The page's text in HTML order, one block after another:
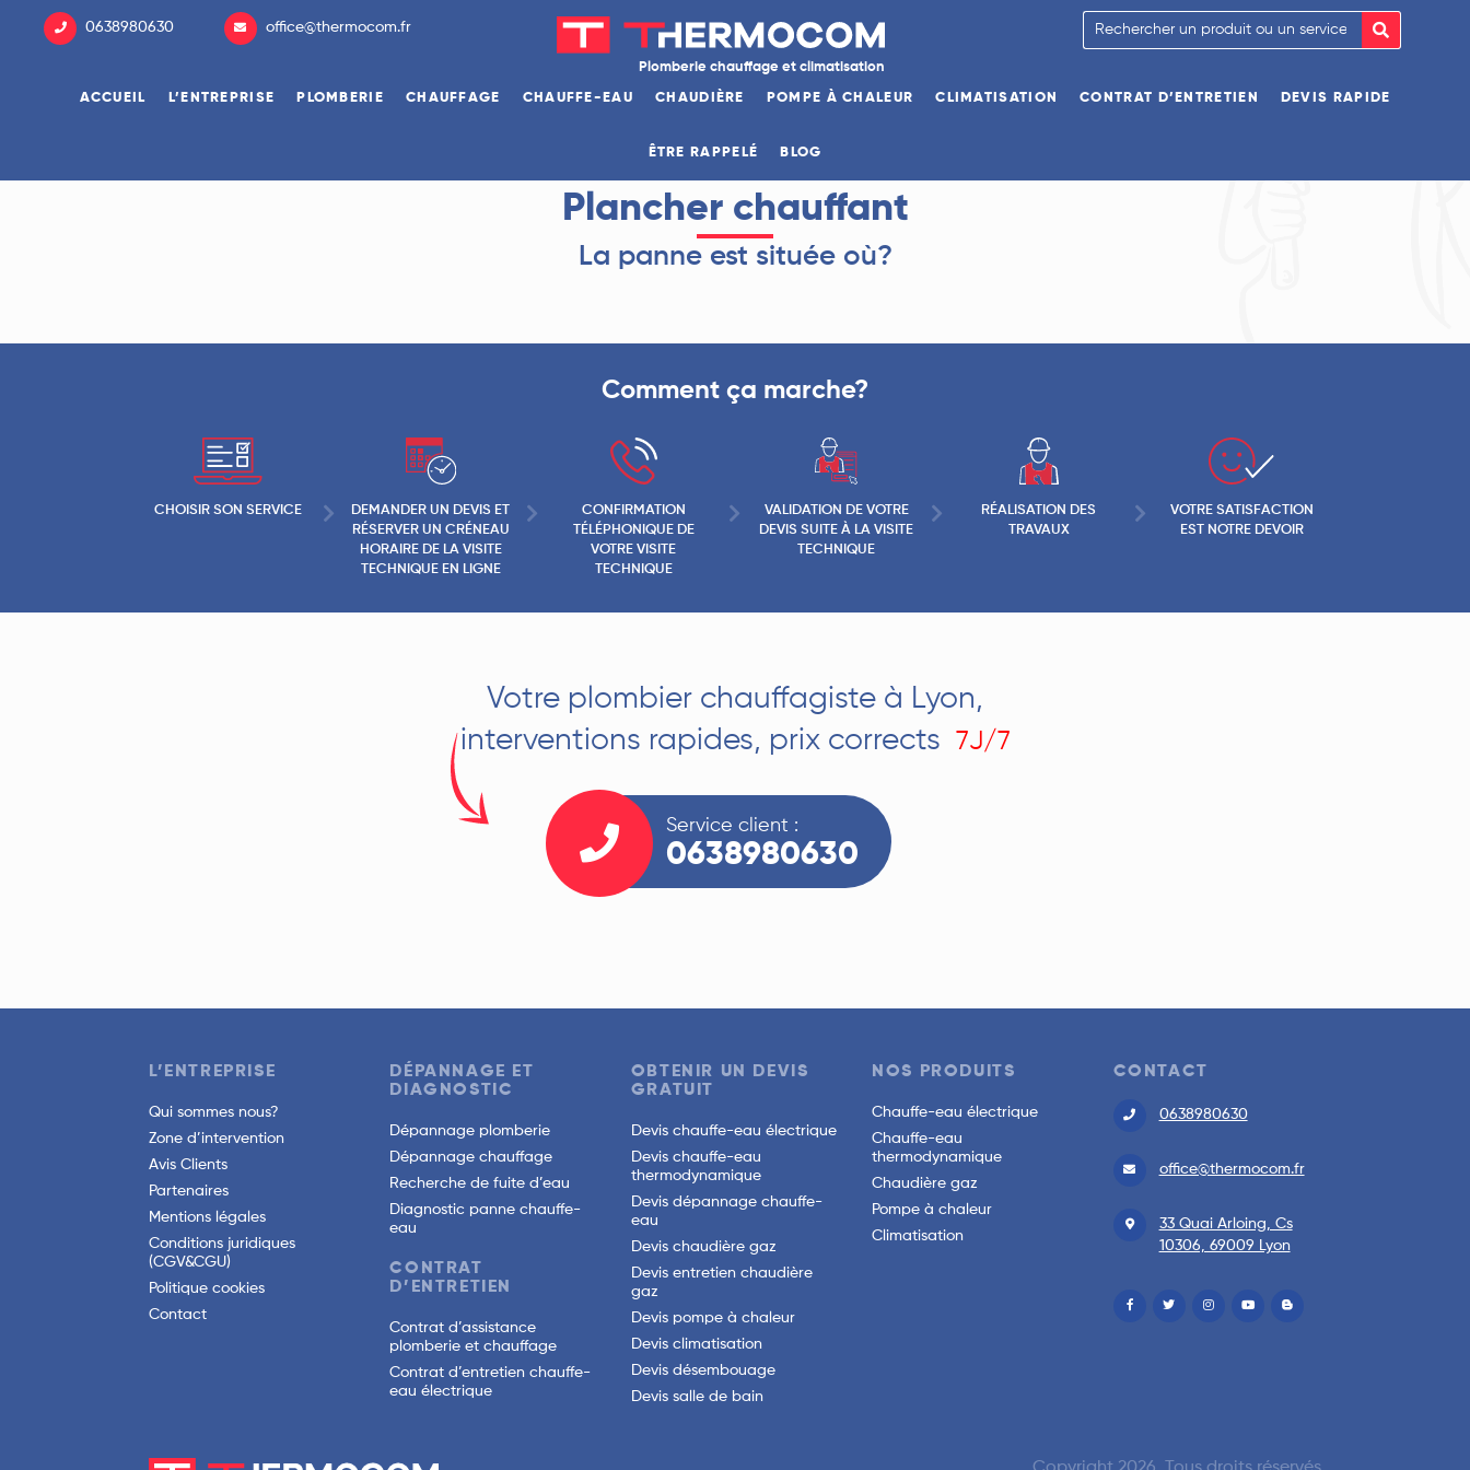
0638980630 office@thermocom.fr
Plomberie chauffage et climatisation
ACCUEIL L’ENTREPRISE PLOMBERIE CHAUFFAGE CHAUFFE-EAU CHAUDIÈRE POMPE À CHALEUR CLIMATISATION CONTRAT D’ENTRETIEN DEVIS RAPIDE
ÊTRE RAPPELÉ BLOG
Plancher chauffant
La panne est située où?
Comment ça marche?
CHOISIR SON SERVICE
DEMANDER UN DEVIS ET
RÉSERVER UN CRÉNEAU
HORAIRE DE LA VISITE
TECHNIQUE EN LIGNE
CONFIRMATION
TÉLÉPHONIQUE DE
VOTRE VISITE
TECHNIQUE
VALIDATION DE VOTRE
DEVIS SUITE À LA VISITE
TECHNIQUE
RÉALISATION DES
TRAVAUX
VOTRE SATISFACTION
EST NOTRE DEVOIR
Votre plombier chauffagiste à Lyon,
interventions rapides, prix corrects
7J/7
Service client :
0638980630
L’ENTREPRISE
Qui sommes nous?
Zone d’intervention
Avis Clients
Partenaires
Mentions légales
Conditions juridiques
(CGV&CGU)
Politique cookies
Contact
DÉPANNAGE ET
DIAGNOSTIC
Dépannage plomberie
Dépannage chauffage
Recherche de fuite d’eau
Diagnostic panne chauffe-
eau
CONTRAT
D’ENTRETIEN
Contrat d’assistance
plomberie et chauffage
Contrat d’entretien chauffe-
eau électrique
OBTENIR UN DEVIS
GRATUIT
Devis chauffe-eau électrique
Devis chauffe-eau
thermodynamique
Devis dépannage chauffe-
eau
Devis chaudière gaz
Devis entretien chaudière
gaz
Devis pompe à chaleur
Devis climatisation
Devis désembouage
Devis salle de bain
NOS PRODUITS
Chauffe-eau électrique
Chauffe-eau
thermodynamique
Chaudière gaz
Pompe à chaleur
Climatisation
CONTACT
0638980630
office@thermocom.fr
33 Quai Arloing, Cs
10306, 69009 Lyon